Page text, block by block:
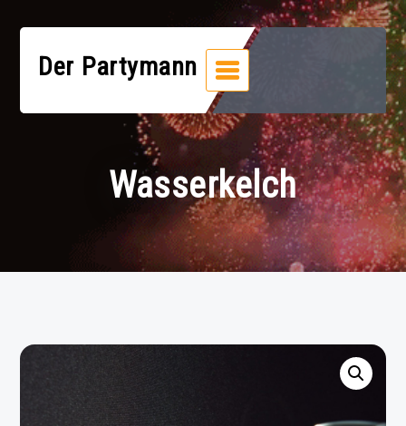
Inhalt
springenDer Partymann
Wasserkelch